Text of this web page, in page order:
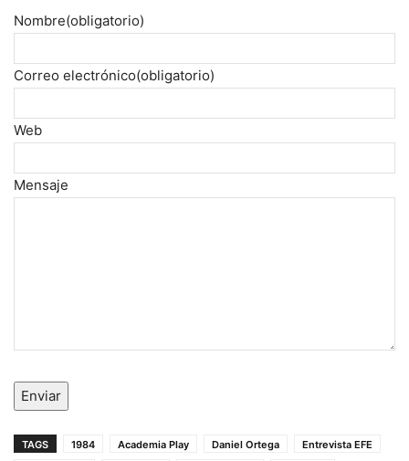
Nombre(obligatorio)
Correo electrónico(obligatorio)
Web
Mensaje
Enviar
TAGS 1984 Academia Play Daniel Ortega
Entrevista EFE